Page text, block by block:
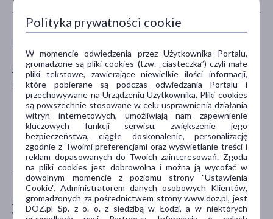
PŁEĆ
Mężczyzna
Kobieta
dla dzieci
dla młodzieży
dla dorosłych
dla seniorów
20+
pokaż więcej ...
TYP PRODUKTU
Materiały opatrunkowe
Wyrób medyczny
POSTAĆ
opaska
Polityka prywatności cookie
W momencie odwiedzenia przez Użytkownika Portalu,
gromadzone są pliki cookies (tzw. „ciasteczka”) czyli małe
pliki tekstowe, zawierające niewielkie ilości informacji,
które pobierane są podczas odwiedzania Portalu i
przechowywane na Urządzeniu Użytkownika. Pliki cookies
są powszechnie stosowane w celu usprawnienia działania
witryn internetowych, umożliwiają nam zapewnienie
kluczowych funkcji serwisu, zwiększenie jego
bezpieczeństwa, ciągłe doskonalenie, personalizację
zgodnie z Twoimi preferencjami oraz wyświetlanie treści i
reklam dopasowanych do Twoich zainteresowań. Zgoda
na pliki cookies jest dobrowolna i można ją wycofać w
dowolnym momencie z poziomu strony "Ustawienia
Cookie". Administratorem danych osobowych Klientów,
gromadzonych za pośrednictwem strony www.doz.pl, jest
DOZ.pl Sp. z o. o. z siedzibą w Łodzi, a w niektórych